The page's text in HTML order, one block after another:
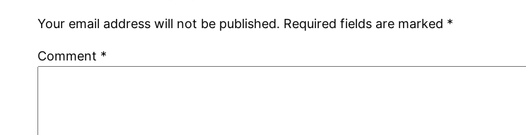
Your email address will not be published. Required fields are marked *
Comment *